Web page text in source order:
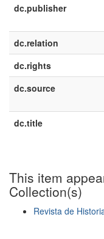
dc.publisher
dc.relation
dc.rights
dc.source
dc.title
This item
Collection(s)
Revista de